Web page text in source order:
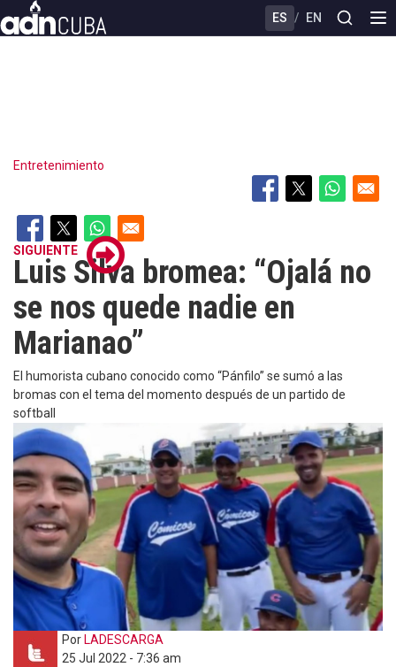
to
ES / EN
Entretenimiento
SIGUIENTE
Luis Silva bromea: “Ojalá no
se nos quede nadie en
Marianao”
El humorista cubano conocido como “Pánfilo” se sumó a las
bromas con el tema del momento después de un partido de
softball
Por LADESCARGA
25 Jul 2022 - 7:36 am